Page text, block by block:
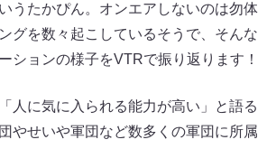
うたかぴん。オンエアしないのは勿体
グを数々起こしているそうで、そんな
ションの様子をVTRで振り返ります！
人に気に入られる能力が高い」と語る
やせいや軍団など数多くの軍団に所属